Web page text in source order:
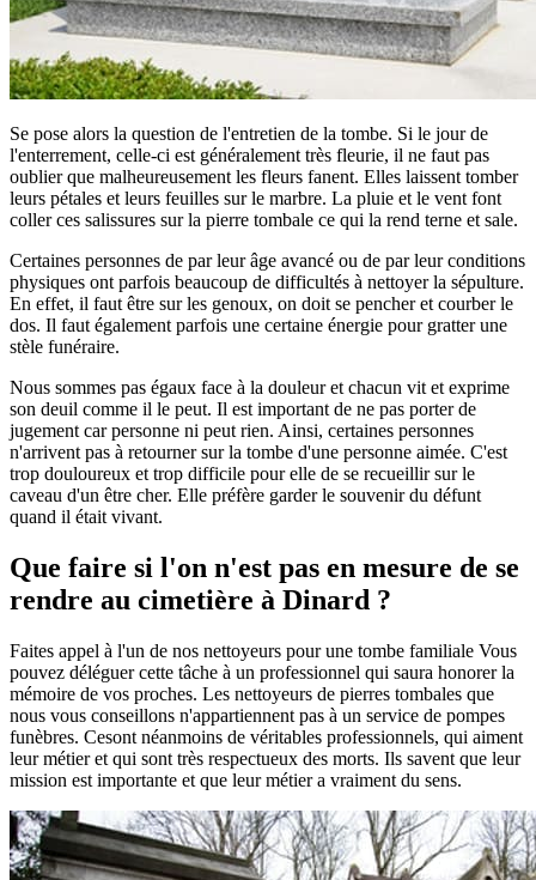
Se pose alors la question de l'entretien de la tombe. Si le jour de
l'enterrement, celle-ci est généralement très fleurie, il ne faut pas
oublier que malheureusement les fleurs fanent. Elles laissent tomber
leurs pétales et leurs feuilles sur le marbre. La pluie et le vent font
coller ces salissures sur la pierre tombale ce qui la rend terne et sale.
Certaines personnes de par leur âge avancé ou de par leur conditions
physiques ont parfois beaucoup de difficultés à nettoyer la sépulture.
En effet, il faut être sur les genoux, on doit se pencher et courber le
dos. Il faut également parfois une certaine énergie pour gratter une
stèle funéraire.
Nous sommes pas égaux face à la douleur et chacun vit et exprime
son deuil comme il le peut. Il est important de ne pas porter de
jugement car personne ni peut rien. Ainsi, certaines personnes
n'arrivent pas à retourner sur la tombe d'une personne aimée. C'est
trop douloureux et trop difficile pour elle de se recueillir sur le
caveau d'un être cher. Elle préfère garder le souvenir du défunt
quand il était vivant.
Que faire si l'on n'est pas en mesure de se
rendre au cimetière à Dinard ?
Faites appel à l'un de nos nettoyeurs pour une tombe familiale Vous
pouvez déléguer cette tâche à un professionnel qui saura honorer la
mémoire de vos proches. Les nettoyeurs de pierres tombales que
nous vous conseillons n'appartiennent pas à un service de pompes
funèbres. Cesont néanmoins de véritables professionnels, qui aiment
leur métier et qui sont très respectueux des morts. Ils savent que leur
mission est importante et que leur métier a vraiment du sens.